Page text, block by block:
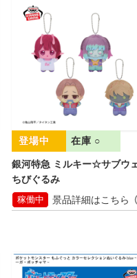
銀河特急 ミルキー☆サブウ
ちびぐるみ
在庫 ○
稼働中